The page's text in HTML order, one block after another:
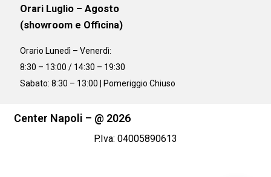
Orari Luglio – Agosto
(showroom e Officina)
Orario Lunedì – Venerdì:
8:30 – 13:00 / 14:30 – 19:30
Sabato: 8:30 – 13:00 | Pomeriggio Chiuso
Center Napoli – @ 2026
P.Iva: 04005890613